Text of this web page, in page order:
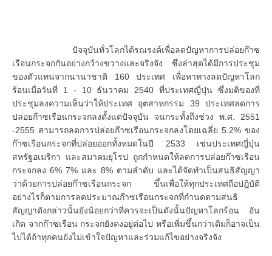
ปัจจุบันทั่วโลกได้รณรงค์เพื่อลดปัญหาการปล่อยก๊าซ
เรือนกระจกกันอย่างกว้างขวางและจริงจัง ซึ่งล่าสุดได้มีการประชุม
ของตัวแทนจากนานาชาติ 160 ประเทศ เพื่อหาทางลดปัญหาโลก
ร้อนเมื่อวันที่ 1 - 10 ธันวาคม 2540 ที่ประเทศญี่ปุ่น ซึ่งมติของที่
ประชุมลงความเห็นว่าให้ประเทศ อุตสาหกรรม 39 ประเทศลดการ
ปล่อยก๊าซเรือนกระจกลงตั้งแต่ปัจจุบัน จนกระทั้งถึงช่วง พ.ศ. 2551
-2555 สามารถลดการปล่อยก๊าซเรือนกระจกลงโดยเฉลี่ย 5.2% ของ
ก๊าซเรือนกระจกที่ปล่อยออกทั้งหมดในปี 2533 เช่นประเทศญี่ปุ่น
สหรัฐอเมริกา และสมาคมยุโรป ถูกกำหนดให้ลดการปล่อยก๊าซเรือน
กระจกลง 6% 7% และ 8% ตามลำดับ และได้จัดทำเป็นสนธิสัญญา
ว่าด้วยการปล่อยก๊าซเรือนกระจก ขึ้นเพื่อให้ทุกประเทศถือปฎิบัติ
อย่างไรก็ตามการลดประมาณก๊าซเรือนกระจกที่กำนดตามสนธิ
สัญญาดังกล่าวนั้นยังน้อยกว่าที่ควรจะเป็นดังนั้นปัญหาโลกร้อน อัน
เกิด จากก๊าซเรือน กระจกยังคงอยู่ต่อไป หรือเพิ่มขึ้นกว่าเดิมก็อาจเป็น
ไปได้ถ้าทุกคนยังไม่เข้าใจปัญหาและร่วมแก้ไขอย่างจริงจัง